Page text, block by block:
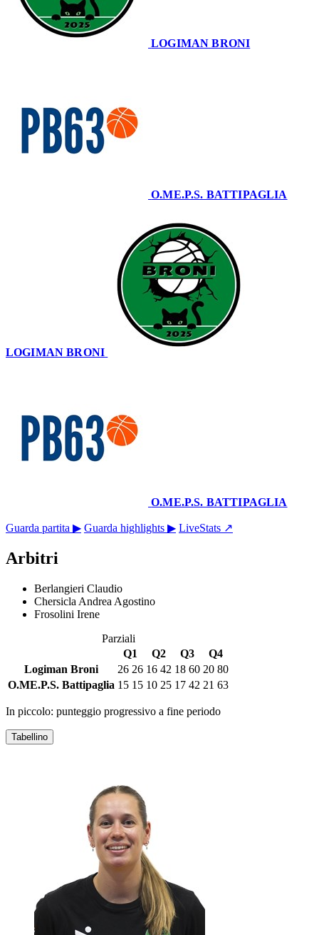
LOGIMAN BRONI
O.ME.P.S. BATTIPAGLIA
LOGIMAN BRONI
O.ME.P.S. BATTIPAGLIA
Guarda partita ▶ Guarda highlights ▶ LiveStats ↗
Arbitri
Berlangieri Claudio
Chersicla Andrea Agostino
Frosolini Irene
Parziali
Q1
Q2 Q3
Q4
Logiman Broni
26 26 16 42 18 60 20 80
O.ME.P.S. Battipaglia 15 15 10 25 17 42 21 63
In piccolo: punteggio progressivo a fine periodo
Tabellino